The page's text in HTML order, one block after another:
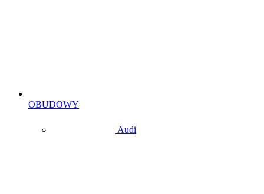
OBUDOWY
Audi